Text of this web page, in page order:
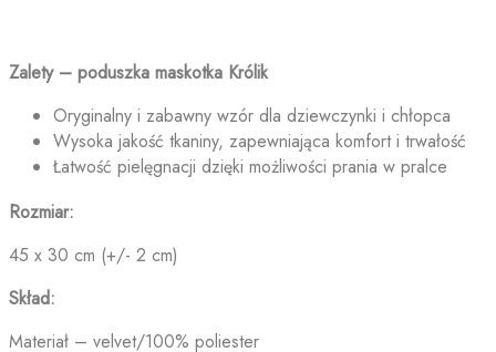
Zalety – poduszka maskotka Królik
Oryginalny i zabawny wzór dla dziewczynki i chłopca
Wysoka jakość tkaniny, zapewniająca komfort i trwałość
Łatwość pielęgnacji dzięki możliwości prania w pralce
Rozmiar:
45 x 30 cm (+/- 2 cm)
Skład:
Materiał – velvet/100% poliester